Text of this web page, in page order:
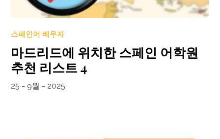
스페인어 배우자
마드리드에 위치한 스페인 어학원
추천 리스트 4
25 - 9월 - 2025